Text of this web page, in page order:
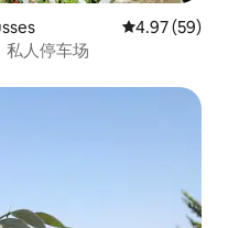
平均评分
4.97 (59)
私人停车场